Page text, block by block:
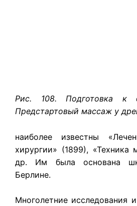
Рис. 108. Подготовка к
Предстартовый массаж у
наиболее известны
хирургии» (1899), «Техника
др. Им была основана
Берлине.
Многолетние исследования